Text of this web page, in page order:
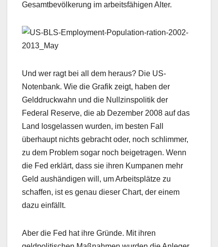
Gesamtbevölkerung im arbeitsfähigen Alter.
Und wer ragt bei all dem heraus? Die US-
Notenbank. Wie die Grafik zeigt, haben der
Gelddruckwahn und die Nullzinspolitik der
Federal Reserve, die ab Dezember 2008 auf das
Land losgelassen wurden, im besten Fall
überhaupt nichts gebracht oder, noch schlimmer,
zu dem Problem sogar noch beigetragen. Wenn
die Fed erklärt, dass sie ihren Kumpanen mehr
Geld aushändigen will, um Arbeitsplätze zu
schaffen, ist es genau dieser Chart, der einem
dazu einfällt.
Aber die Fed hat ihre Gründe. Mit ihren